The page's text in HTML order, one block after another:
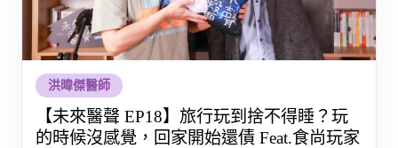
洪暐傑醫師
【未來醫聲 EP18】旅行玩到捨不得睡？玩
的時候沒感覺，回家開始還債 Feat.食尚玩家